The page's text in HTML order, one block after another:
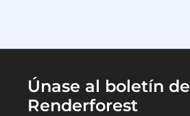
Únase al boletín de
Renderforest